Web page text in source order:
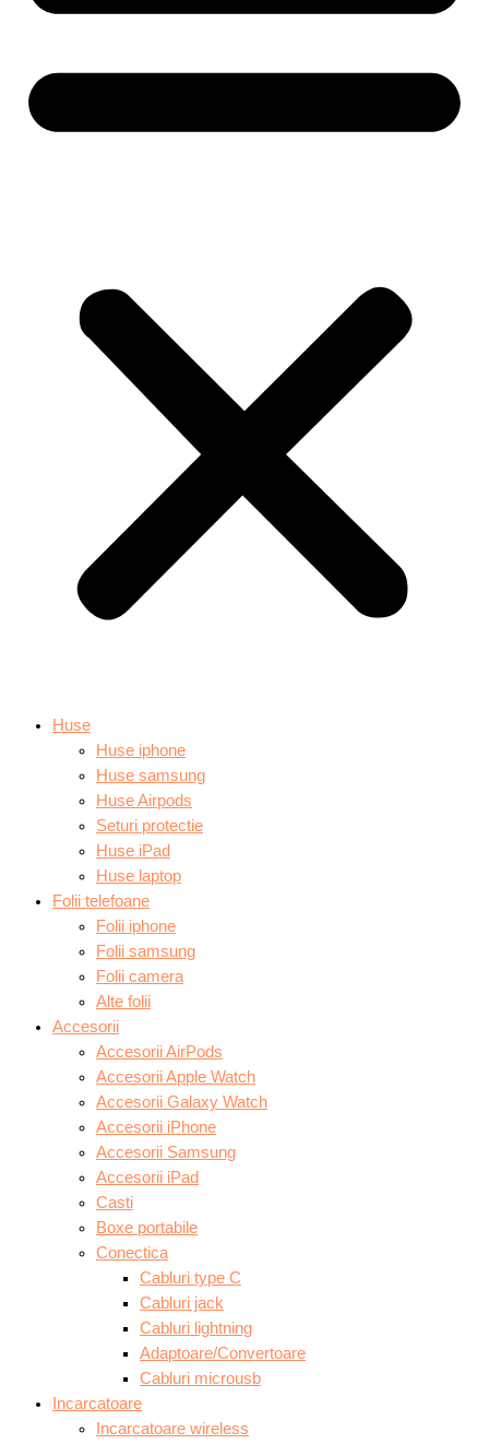
Huse
Huse iphone
Huse samsung
Huse Airpods
Seturi protectie
Huse iPad
Huse laptop
Folii telefoane
Folii iphone
Folii samsung
Folii camera
Alte folii
Accesorii
Accesorii AirPods
Accesorii Apple Watch
Accesorii Galaxy Watch
Accesorii iPhone
Accesorii Samsung
Accesorii iPad
Casti
Boxe portabile
Conectica
Cabluri type C
Cabluri jack
Cabluri lightning
Adaptoare/Convertoare
Cabluri microusb
Incarcatoare
Incarcatoare wireless